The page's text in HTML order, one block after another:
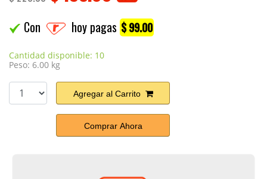
Con hoy pagas $ 99.00
Cantidad disponible: 10
Peso: 6.00 kg
Agregar al Carrito
Comprar Ahora